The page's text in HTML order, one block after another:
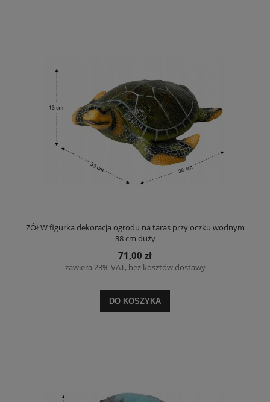
ŻÓŁW figurka dekoracja ogrodu na taras przy oczku wodnym
38 cm duży
71,00 zł
zawiera 23% VAT, bez kosztów dostawy
DO KOSZYKA